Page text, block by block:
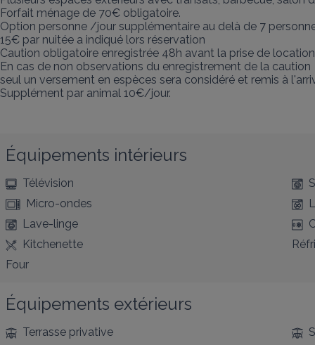
Forfait ménage de 70€ obligatoire.
Option personne /jour supplémentaire au delà de 7
15€ par nuitée a indiqué lors réservation
Caution obligatoire enregistrée 48h avant la prise de
En cas de non observations du enregistrement de la caution
seul un versement en espèces sera considéré et remis à
Supplément par animal 10€/jour.
Équipements intérieurs
Télévision
Micro-ondes
Lave-linge
Kitchenette
Four
Équipements extérieurs
Terrasse privative